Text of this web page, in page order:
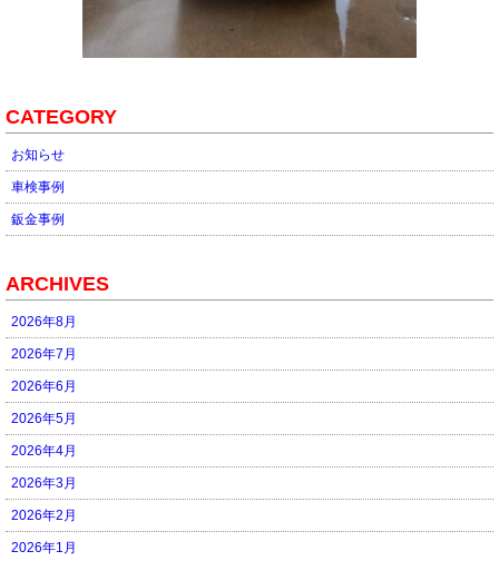
CATEGORY
お知らせ
車検事例
鈑金事例
ARCHIVES
2026年8月
2026年7月
2026年6月
2026年5月
2026年4月
2026年3月
2026年2月
2026年1月